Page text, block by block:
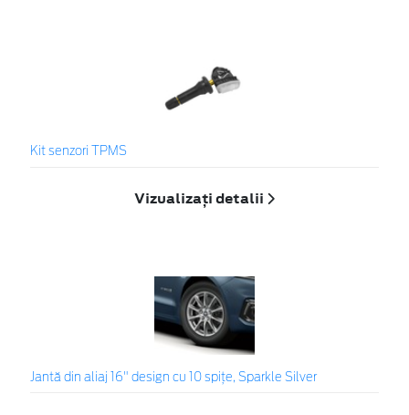
Kit senzori TPMS
Vizualizați detalii
Jantă din aliaj 16" design cu 10 spiţe, Sparkle Silver